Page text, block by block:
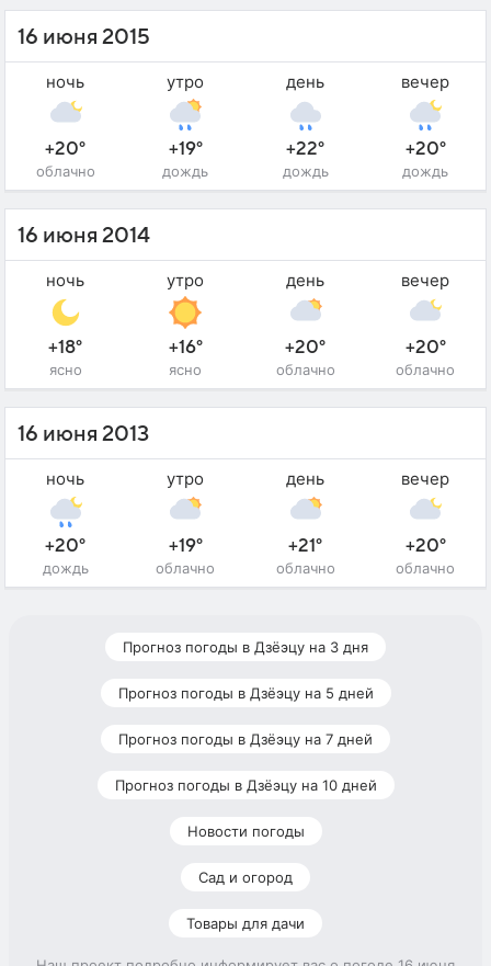
16 июня 2015
ночь
+20°
облачно
утро
+19°
дождь
день
+22°
дождь
вечер
+20°
дождь
16 июня 2014
ночь
+18°
ясно
утро
+16°
ясно
день
+20°
облачно
вечер
+20°
облачно
16 июня 2013
ночь
+20°
дождь
утро
+19°
облачно
день
+21°
облачно
вечер
+20°
облачно
Прогноз погоды в Дзёэцу на 3 дня
Прогноз погоды в Дзёэцу на 5 дней
Прогноз погоды в Дзёэцу на 7 дней
Прогноз погоды в Дзёэцу на 10 дней
Новости погоды
Сад и огород
Товары для дачи